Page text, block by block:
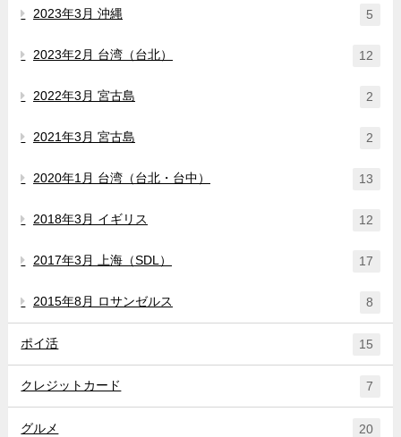
2023年3月 沖縄 5
2023年2月 台湾（台北） 12
2022年3月 宮古島 2
2021年3月 宮古島 2
2020年1月 台湾（台北・台中） 13
2018年3月 イギリス 12
2017年3月 上海（SDL） 17
2015年8月 ロサンゼルス 8
ポイ活 15
クレジットカード 7
グルメ 20